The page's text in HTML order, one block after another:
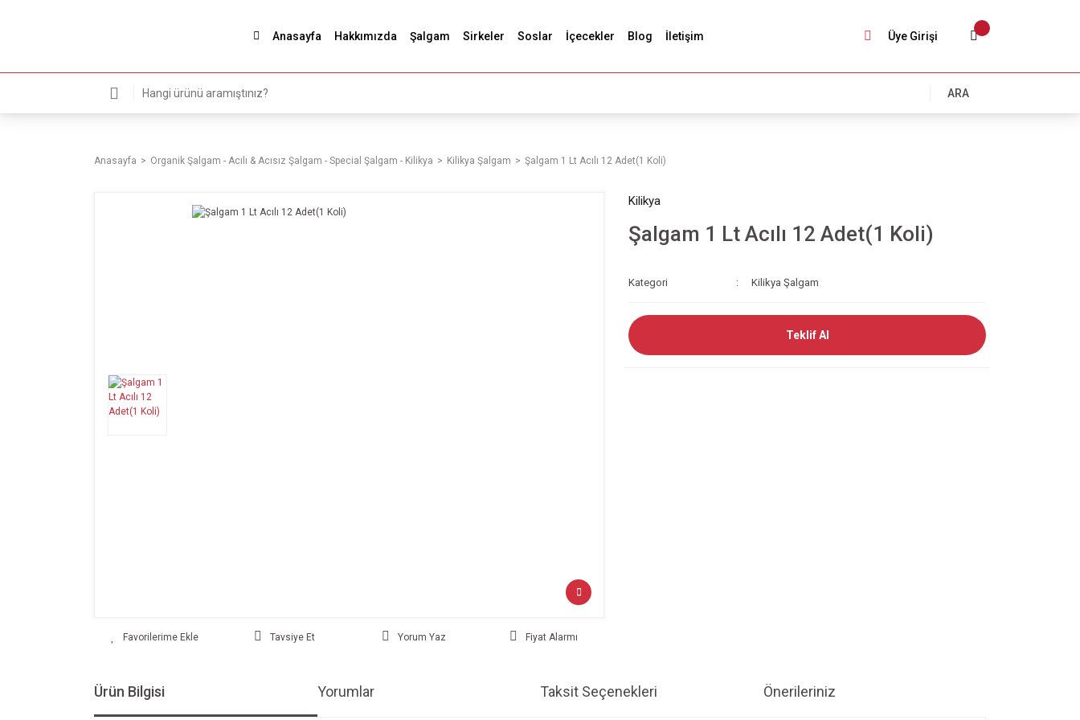
Anasayfa Hakkımızda Şalgam Sirkeler Soslar İçecekler Blog İletişim Üye Girişi
ARA
Anasayfa Organik Şalgam - Acılı & Acısız Şalgam - Special Şalgam - Kilikya Kilikya Şalgam Şalgam 1 Lt Acılı 12 Adet(1 Koli)
Tavsiye Et Yorum Yaz Fiyat Alarmı
Kilikya
Şalgam 1 Lt Acılı 12 Adet(1 Koli)
Kategori Kilikya Şalgam
Teklif Al
Ürün Bilgisi Yorumlar Taksit Seçenekleri Önerileriniz